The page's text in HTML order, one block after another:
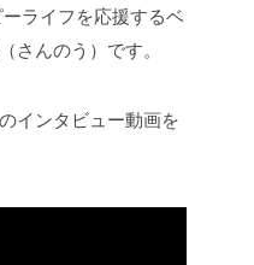
ライフを応援するベ
さんのう）です。
インタビュー動画を